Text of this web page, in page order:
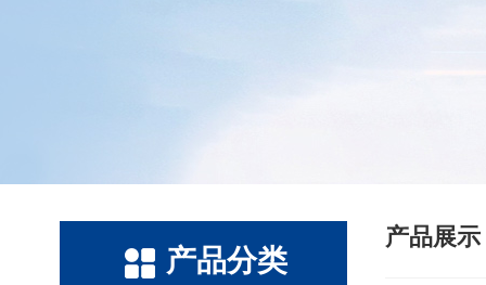
产品分类
产品展示